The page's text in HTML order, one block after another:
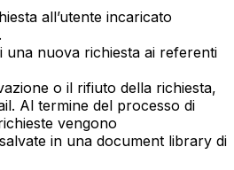
all’utente incaricato
una nuova richiesta ai referenti
o il rifiuto della richiesta,
Al termine del processo di
vengono
in una document library di